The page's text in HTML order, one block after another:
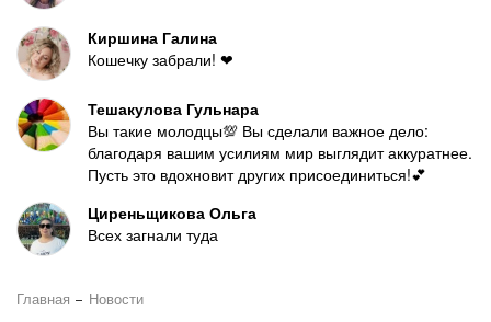
Киршина Галина
Кошечку забрали! ❤
Тешакулова Гульнара
Вы такие молодцы💯 Вы сделали важное дело:
благодаря вашим усилиям мир выглядит аккуратнее.
Пусть это вдохновит других присоединиться!💕
Циреньщикова Ольга
Всех загнали туда
Главная Новости